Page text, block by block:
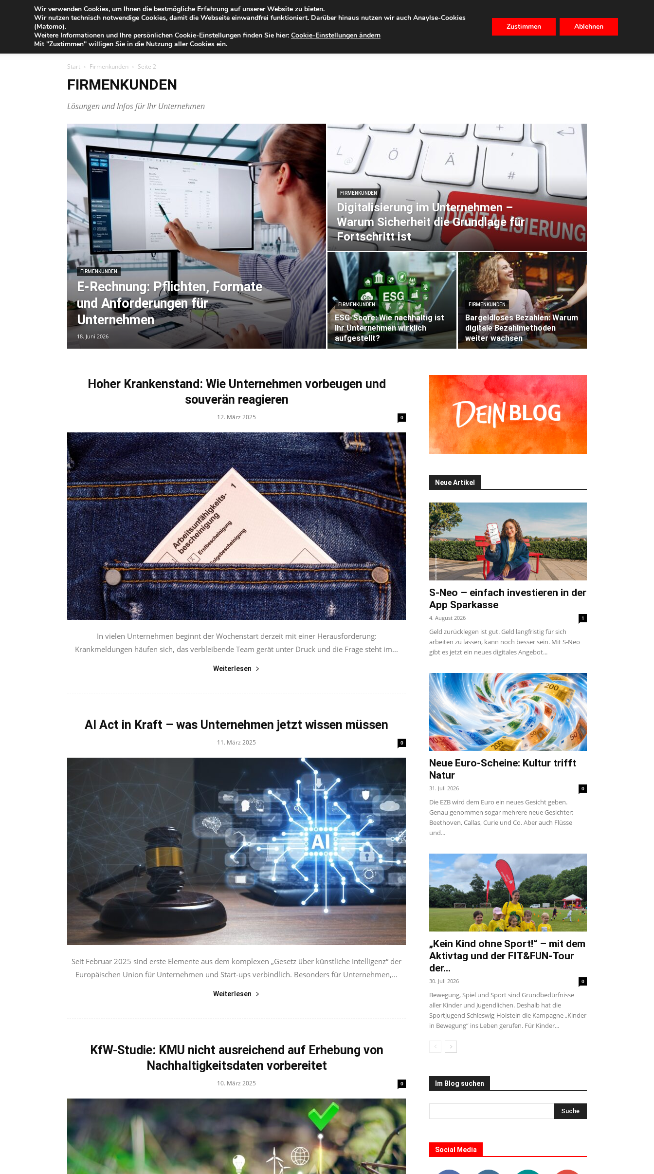
Blog
der
Sparkasse
Freitag, 07.08.2026 Zur Internet-Filiale der Förde Sparkasse
IHR GELD IHRE REGION WERTPAPIERE FIRMENKUNDEN IMMOBILIEN
Start Firmenkunden Seite 2
FIRMENKUNDEN
Lösungen und Infos für Ihr Unternehmen
FIRMENKUNDEN
E-Rechnung: Pflichten, Formate
und Anforderungen für
Unternehmen
18. Juni 2026
FIRMENKUNDEN
Digitalisierung im Unternehmen –
Warum Sicherheit die Grundlage für
Fortschritt ist
FIRMENKUNDEN
ESG-Score: Wie nachhaltig ist
Ihr Unternehmen wirklich
aufgestellt?
FIRMENKUNDEN
Bargeldloses Bezahlen: Warum
digitale Bezahlmethoden
weiter wachsen
Hoher Krankenstand: Wie Unternehmen vorbeugen und
souverän reagieren
12. März 2025 0
In vielen Unternehmen beginnt der Wochenstart derzeit mit einer Herausforderung:
Krankmeldungen häufen sich, das verbleibende Team gerät unter Druck und die Frage steht im...
Weiterlesen
AI Act in Kraft – was Unternehmen jetzt wissen müssen
11. März 2025 0
Seit Februar 2025 sind erste Elemente aus dem komplexen „Gesetz über künstliche Intelligenz“ der
Europäischen Union für Unternehmen und Start-ups verbindlich. Besonders für Unternehmen,...
Weiterlesen
KfW-Studie: KMU nicht ausreichend auf Erhebung von
Nachhaltigkeitsdaten vorbereitet
10. März 2025 0
Neue Artikel
S-Neo – einfach investieren in der
App Sparkasse
4. August 2026 1
Geld zurücklegen ist gut. Geld langfristig für sich
arbeiten zu lassen, kann noch besser sein. Mit S-Neo
gibt es jetzt ein neues digitales Angebot...
Neue Euro-Scheine: Kultur trifft
Natur
31. Juli 2026 0
Die EZB wird dem Euro ein neues Gesicht geben.
Genau genommen sogar mehrere neue Gesichter:
Beethoven, Callas, Curie und Co. Aber auch Flüsse
und...
„Kein Kind ohne Sport!“ – mit dem
Aktivtag und der FIT&FUN-Tour
der...
30. Juli 2026 0
Bewegung, Spiel und Sport sind Grundbedürfnisse
aller Kinder und Jugendlichen. Deshalb hat die
Sportjugend Schleswig-Holstein die Kampagne „Kinder
in Bewegung“ ins Leben gerufen. Für Kinder...
Im Blog suchen
Social Media
Wir verwenden Cookies, um Ihnen die bestmögliche Erfahrung auf unserer Website zu bieten.
Wir nutzen technisch notwendige Cookies, damit die Webseite einwandfrei funktioniert. Darüber hinaus nutzen wir auch Anaylse-Cookies
(Matomo).
Weitere Informationen und Ihre persönlichen Cookie-Einstellungen finden Sie hier: Cookie-Einstellungen ändern
Mit "Zustimmen" willigen Sie in die Nutzung aller Cookies ein.
Zustimmen Ablehnen